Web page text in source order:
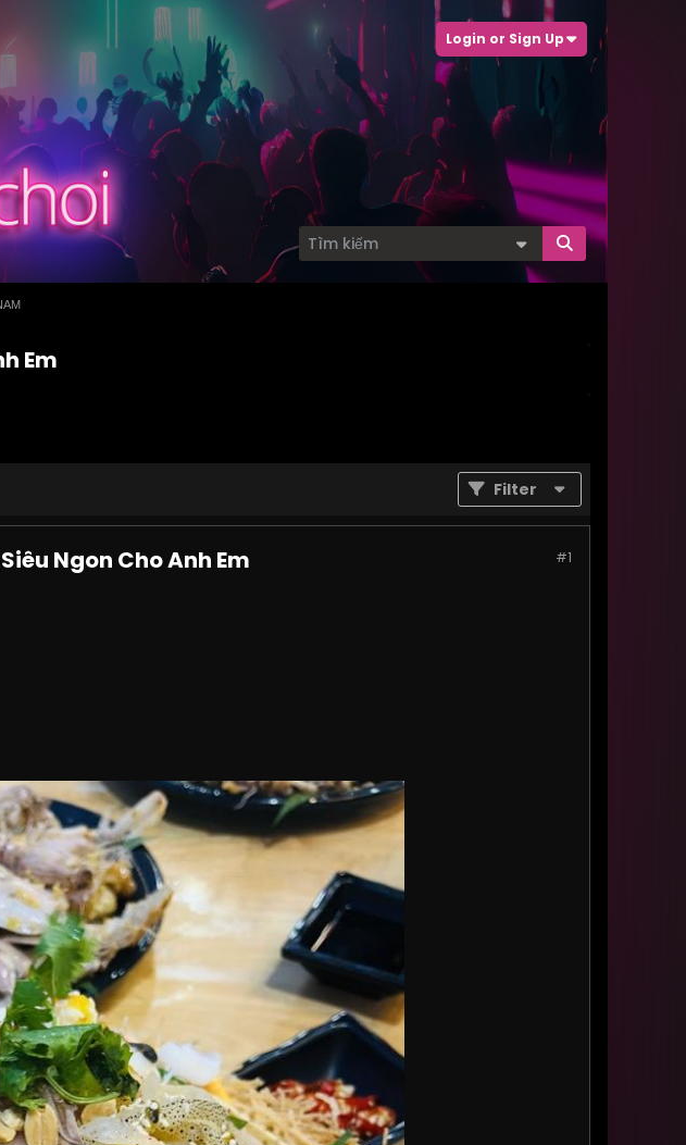
Login or Sign Up
Em
Filter
#1
Ngon Cho Anh Em